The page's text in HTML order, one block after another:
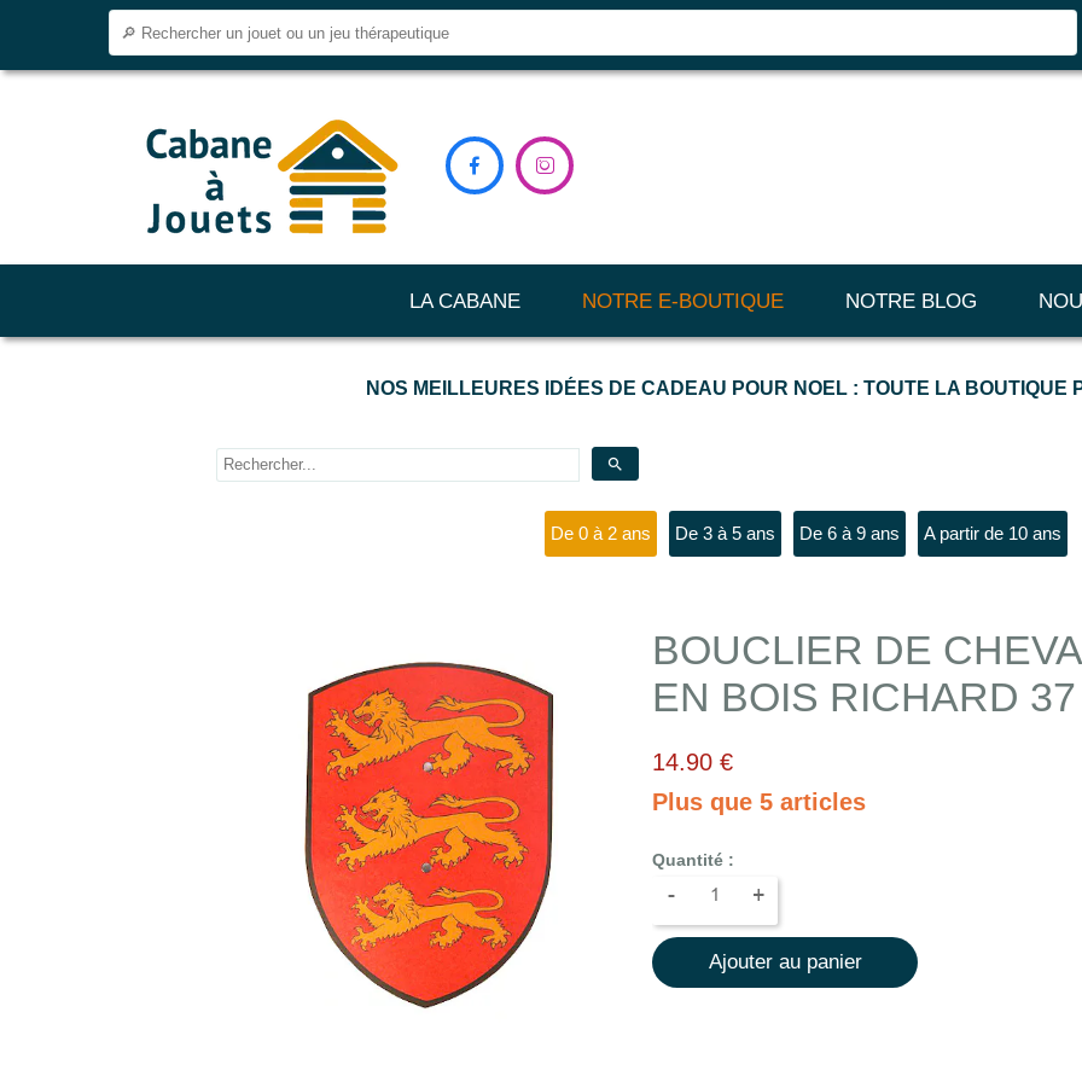
LA CABANE NOTRE E-BOUTIQUE NOTRE BLOG
 
NOS MEILLEURES IDÉES DE CADEAU POUR NOEL : TOUTE LA BOUTIQUE
search
De 0 à 2 ans De 3 à 5 ans De 6 à 9 ans A partir de 10 ans
BOUCLIER DE
EN BOIS RICHARD
14.90 €
Plus que 5 articles
Quantité :
- +
Ajouter au panier